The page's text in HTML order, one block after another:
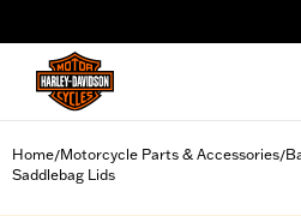
Home/Motorcycle Parts & Accessories/
Saddlebag Lids